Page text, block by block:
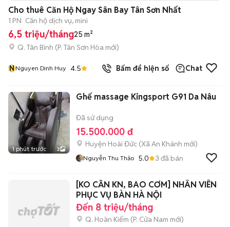
Cho thuê Căn Hộ Ngay Sân Bay Tân Sơn Nhất
1 PN Căn hộ dịch vụ, mini
6,5 triệu/tháng25 m²
Q. Tân Bình (P. Tân Sơn Hòa mới)
NNguyen Dinh Huy 4.5 Bấm để hiện số Chat
1 phút trước 3
Ghế massage Kingsport G91 Da Nâu
Đã sử dụng
15.500.000 đ
Huyện Hoài Đức (Xã An Khánh mới)
Nguyễn Thu Thảo 5.0 3 đã bán
[KO CẦN KN, BAO CƠM] NHÂN VIÊN
PHỤC VỤ BÀN HÀ NỘI
Đến 8 triệu/tháng
Q. Hoàn Kiếm (P. Cửa Nam mới)